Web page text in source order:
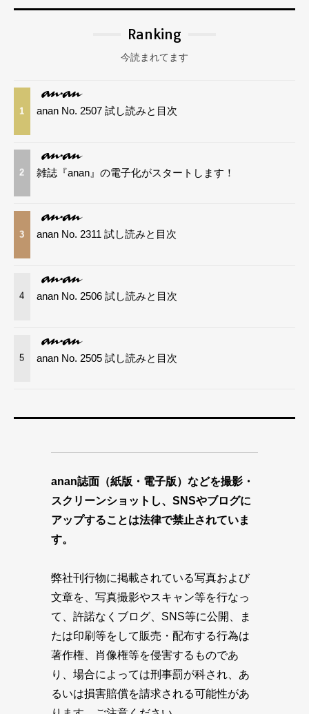
Ranking
今読まれてます
1 anan No. 2507 試し読みと目次
2 雑誌『anan』の電子化がスタートします！
3 anan No. 2311 試し読みと目次
4 anan No. 2506 試し読みと目次
5 anan No. 2505 試し読みと目次
anan誌面（紙版・電子版）などを撮影・
スクリーンショットし、SNSやブログに
アップすることは法律で禁止されていま
す。
弊社刊行物に掲載されている写真および
文章を、写真撮影やスキャン等を行なっ
て、許諾なくブログ、SNS等に公開、ま
たは印刷等をして販売・配布する行為は
著作権、肖像権等を侵害するものであ
り、場合によっては刑事罰が科され、あ
るいは損害賠償を請求される可能性があ